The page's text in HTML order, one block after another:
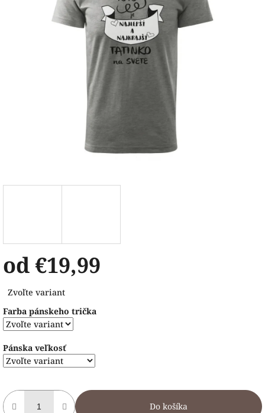
od €19,99
cena:
Zvoľte variant
Farba pánskeho trička
Pánska veľkosť
Do košíka